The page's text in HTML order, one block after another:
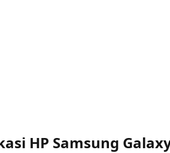
HP Samsung